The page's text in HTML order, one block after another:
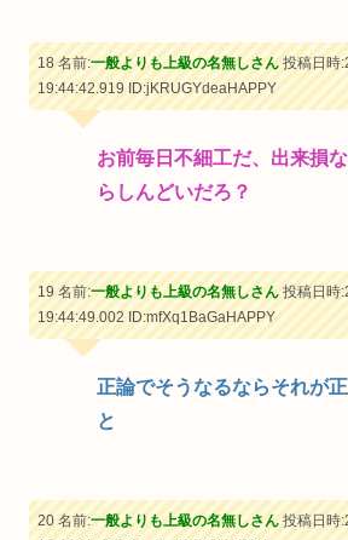
18 名前:一般よりも上級の名無しさん投稿日時
19:44:42.919ID:jKRUGYdeaHAPPY
お前毎日不細工だ、出来損
らしんどいだろ？
19 名前:一般よりも上級の名無しさん投稿日時
19:44:49.002ID:mfXq1BaGaHAPPY
正論でそうなるならそれが
と
20 名前:一般よりも上級の名無しさん投稿日時